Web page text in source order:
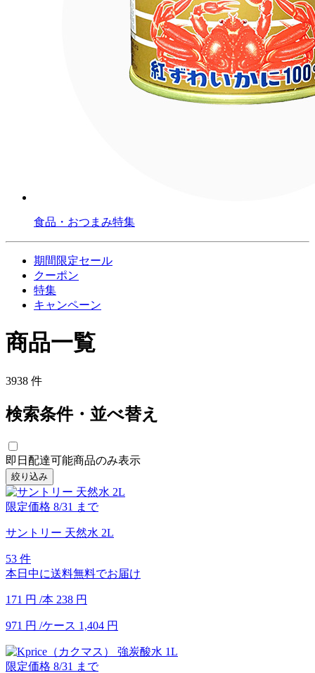
食品・おつまみ特集
期間限定セール
クーポン
特集
キャンペーン
商品一覧
3938 件
検索条件・並べ替え
即日配達可能商品のみ表示
絞り込み
限定価格 8/31 まで
サントリー 天然水 2L
53 件
本日中に送料無料でお届け
171 円 /本 238 円
971 円 /ケース 1,404 円
限定価格 8/31 まで